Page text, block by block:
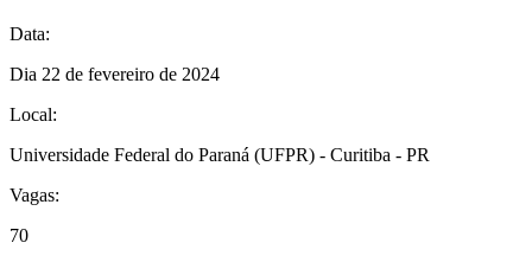
Data:
Dia 22 de fevereiro de 2024
Local:
Universidade Federal do Paraná (UFPR) - Curitiba - PR
Vagas:
70